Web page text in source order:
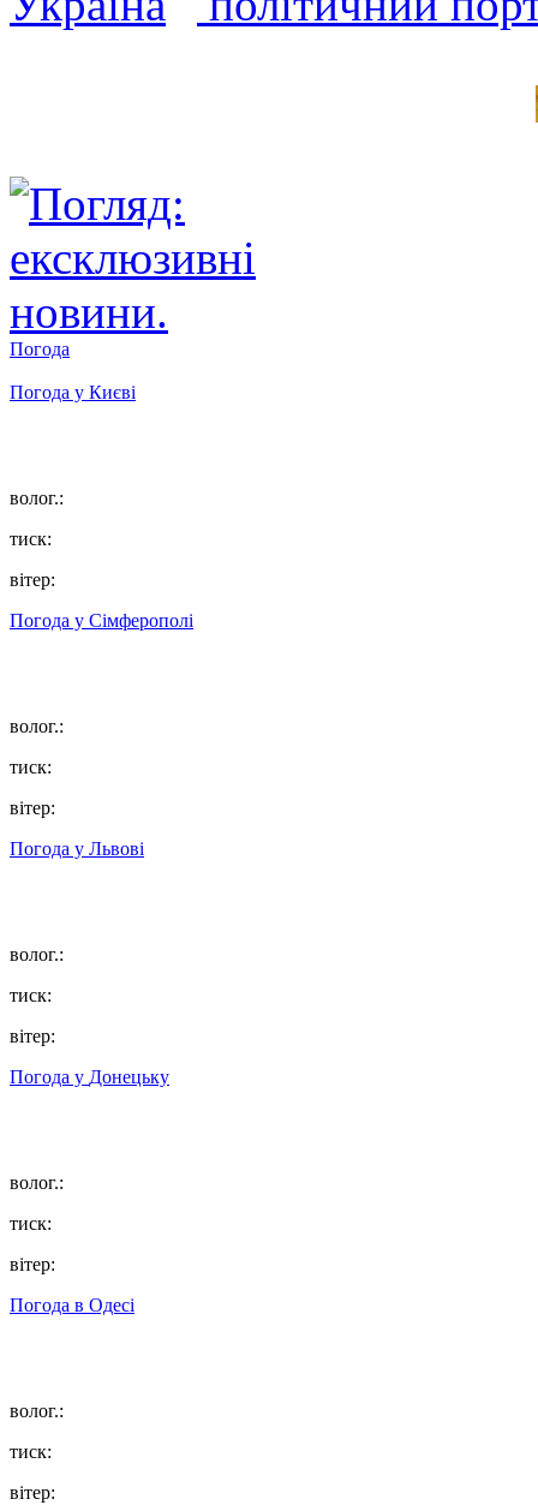
Погода
Погода у Києві
волог.:
тиск:
вітер:
Погода у Сімферополі
волог.:
тиск:
вітер:
Погода у Львові
волог.:
тиск:
вітер:
Погода у Донецьку
волог.:
тиск:
вітер:
Погода в Одесі
волог.:
тиск:
вітер: